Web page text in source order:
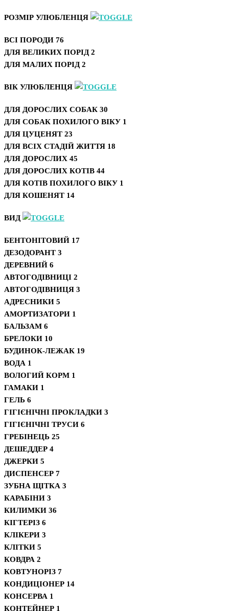
РОЗМІР УЛЮБЛЕНЦЯ
ВСІ ПОРОДИ 76
ДЛЯ ВЕЛИКИХ ПОРІД 2
ДЛЯ МАЛИХ ПОРІД 2
ВІК УЛЮБЛЕНЦЯ
ДЛЯ ДОРОСЛИХ СОБАК 30
ДЛЯ СОБАК ПОХИЛОГО ВІКУ 1
ДЛЯ ЦУЦЕНЯТ 23
ДЛЯ ВСІХ СТАДІЙ ЖИТТЯ 18
ДЛЯ ДОРОСЛИХ 45
ДЛЯ ДОРОСЛИХ КОТІВ 44
ДЛЯ КОТІВ ПОХИЛОГО ВІКУ 1
ДЛЯ КОШЕНЯТ 14
ВИД
БЕНТОНІТОВИЙ 17
ДЕЗОДОРАНТ 3
ДЕРЕВНИЙ 6
АВТОГОДІВНИЦІ 2
АВТОГОДІВНИЦЯ 3
АДРЕСНИКИ 5
АМОРТИЗАТОРИ 1
БАЛЬЗАМ 6
БРЕЛОКИ 10
БУДИНОК-ЛЕЖАК 19
ВОДА 1
ВОЛОГИЙ КОРМ 1
ГАМАКИ 1
ГЕЛЬ 6
ГІГІЄНІЧНІ ПРОКЛАДКИ 3
ГІГІЄНІЧНІ ТРУСИ 6
ГРЕБІНЕЦЬ 25
ДЕШЕДДЕР 4
ДЖЕРКИ 5
ДИСПЕНСЕР 7
ЗУБНА ЩІТКА 3
КАРАБІНИ 3
КИЛИМКИ 36
КІГТЕРІЗ 6
КЛІКЕРИ 3
КЛІТКИ 5
КОВДРА 2
КОВТУНОРІЗ 7
КОНДИЦІОНЕР 14
КОНСЕРВА 1
КОНТЕЙНЕР 1